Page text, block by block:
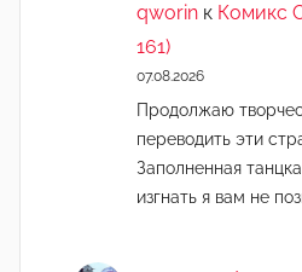
qworin к Комикс
161)
07.08.2026
Продолжаю
переводить эти
Заполненная
изгнать я вам не